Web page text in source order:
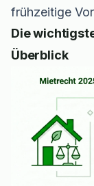
frühzeitige
Die
Überblick